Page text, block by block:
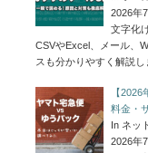
2026年
文字化
CSVやExcel、メール、
スも分かりやすく解説し
【
料金・
In ネッ
2026年